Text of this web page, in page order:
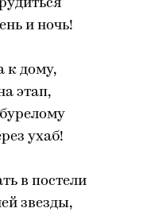
и ночь!
к дому,
этап,
ухаб!
в постели
звезды,